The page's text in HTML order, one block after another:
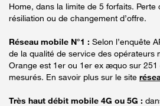
Home, dans la limite de 5 forfaits.
résiliation ou de changement d’offre.
Réseau mobile N°1 : Selon l’enquête
de la qualité de service des opérateurs
Orange est 1er ou 1er ex æquo sur
mesurés. En savoir plus sur le site
Très haut débit mobile 4G ou 5G :